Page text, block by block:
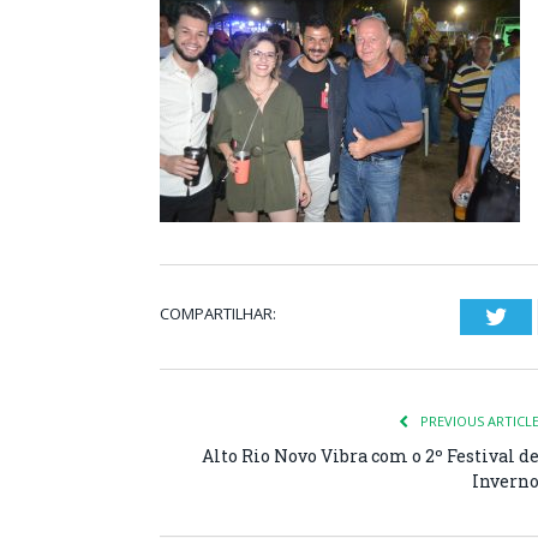
COMPARTILHAR:
PREVIOUS ARTICLE
Alto Rio Novo Vibra com o 2º Festival de
Inverno